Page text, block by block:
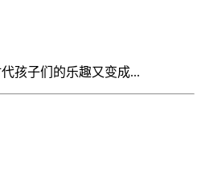
孩子们的乐趣又变成...